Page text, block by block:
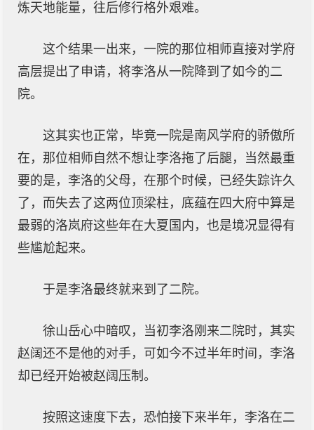
炼天地能量，往后修行格外艰难。
这个结果一出来，一院的那位相师直接对学府
高层提出了申请，将李洛从一院降到了如今的二
院。
这其实也正常，毕竟一院是南风学府的骄傲所
在，那位相师自然不想让李洛拖了后腿，当然最重
要的是，李洛的父母，在那个时候，已经失踪许久
了，而失去了这两位顶梁柱，底蕴在四大府中算是
最弱的洛岚府这些年在大夏国内，也是境况显得有
些尴尬起来。
于是李洛最终就来到了二院。
徐山岳心中暗叹，当初李洛刚来二院时，其实
赵阔还不是他的对手，可如今不过半年时间，李洛
却已经开始被赵阔压制。
按照这速度下去，恐怕接下来半年，李洛在二